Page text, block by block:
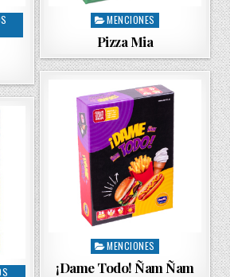
P
t
d
i
n
MENCIONES
Pizza Mia
P
MENCIONES
¡Dame Todo! Ñam Ñam